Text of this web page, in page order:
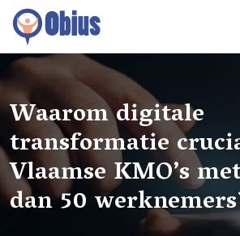
Waarom digitale
transformatie
Vlaamse KMO’s
dan 50